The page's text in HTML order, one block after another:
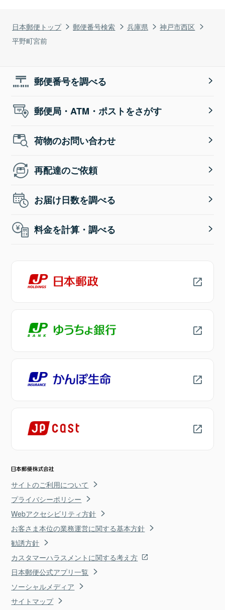
日本郵便トップ 郵便番号検索 兵庫県
神戸市西区
平野町宮前
郵便番号を調べる
郵便局・ATM・ポストをさがす
荷物のお問い合わせ
再配達のご依頼
お届け日数を調べる
料金を計算・調べる
サイトのご利用について
プライバシーポリシー
Webアクセシビリティ方針
お客さま本位の業務運営に関する基本方針
勧誘方針
カスタマーハラスメントに関する考え方
日本郵便公式アプリ一覧
ソーシャルメディア
サイトマップ